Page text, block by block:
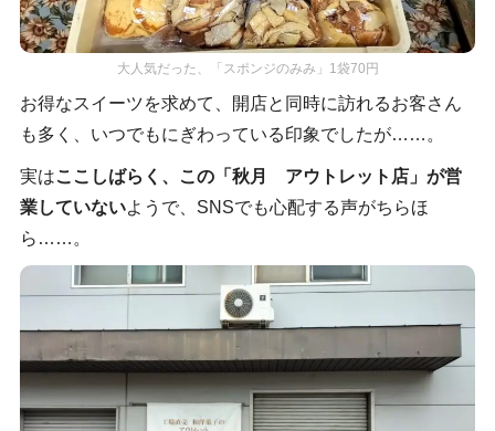
大人気だった、「スポンジのみみ」1袋70円
お得なスイーツを求めて、開店と同時に訪れるお客さん
も多く、いつでもにぎわっている印象でしたが……。
実はここしばらく、この「秋月 アウトレット店」が営
業していないようで、SNSでも心配する声がちらほ
ら……。